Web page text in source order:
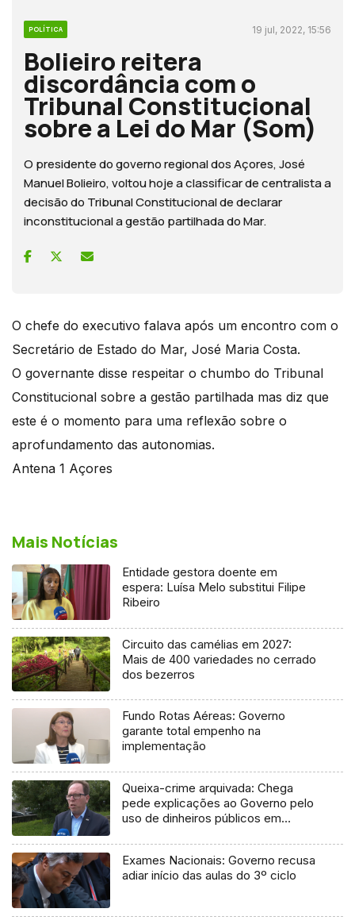
POLÍTICA 19 jul, 2022, 15:56
Bolieiro reitera
discordância com o
Tribunal Constitucional
sobre a Lei do Mar (Som)
O presidente do governo regional dos Açores, José
Manuel Bolieiro, voltou hoje a classificar de centralista a
decisão do Tribunal Constitucional de declarar
inconstitucional a gestão partilhada do Mar.
O chefe do executivo falava após um encontro com o
Secretário de Estado do Mar, José Maria Costa.
O governante disse respeitar o chumbo do Tribunal
Constitucional sobre a gestão partilhada mas diz que
este é o momento para uma reflexão sobre o
aprofundamento das autonomias.
Antena 1 Açores
Mais Notícias
Entidade gestora doente em
espera: Luísa Melo substitui Filipe
Ribeiro
Circuito das camélias em 2027:
Mais de 400 variedades no cerrado
dos bezerros
Fundo Rotas Aéreas: Governo
garante total empenho na
implementação
Queixa-crime arquivada: Chega
pede explicações ao Governo pelo
uso de dinheiros públicos em
Exames Nacionais: Governo recusa
adiar início das aulas do 3º ciclo